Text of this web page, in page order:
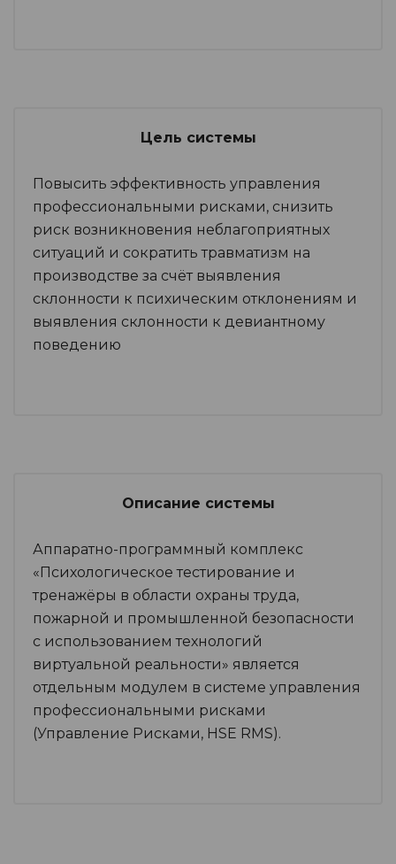
Цель системы
Повысить эффективность управления
профессиональными рисками, снизить
риск возникновения неблагоприятных
ситуаций и сократить травматизм на
производстве за счёт выявления
склонности к психическим отклонениям и
выявления склонности к девиантному
поведению
Описание системы
Аппаратно-программный комплекс
«Психологическое тестирование и
тренажёры в области охраны труда,
пожарной и промышленной безопасности
с использованием технологий
виртуальной реальности» является
отдельным модулем в системе управления
профессиональными рисками
(Управление Рисками, HSE RMS).